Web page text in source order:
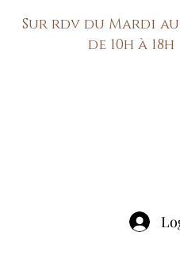
Sur rdv du Mardi au
de 10h à 18h